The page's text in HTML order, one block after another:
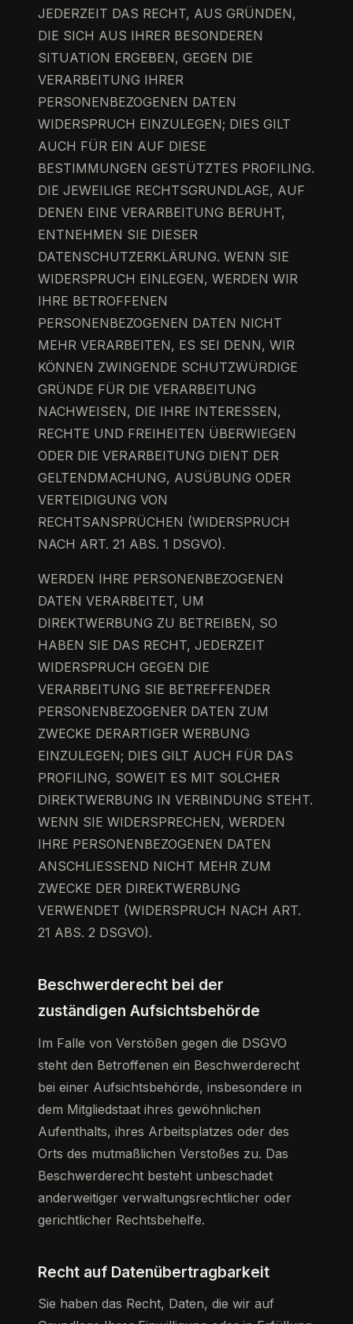
JEDERZEIT DAS RECHT, AUS GRÜNDEN,
DIE SICH AUS IHRER BESONDEREN
SITUATION ERGEBEN, GEGEN DIE
VERARBEITUNG IHRER
PERSONENBEZOGENEN DATEN
WIDERSPRUCH EINZULEGEN; DIES GILT
AUCH FÜR EIN AUF DIESE
BESTIMMUNGEN GESTÜTZTES PROFILING.
DIE JEWEILIGE RECHTSGRUNDLAGE, AUF
DENEN EINE VERARBEITUNG BERUHT,
ENTNEHMEN SIE DIESER
DATENSCHUTZERKLÄRUNG. WENN SIE
WIDERSPRUCH EINLEGEN, WERDEN WIR
IHRE BETROFFENEN
PERSONENBEZOGENEN DATEN NICHT
MEHR VERARBEITEN, ES SEI DENN, WIR
KÖNNEN ZWINGENDE SCHUTZWÜRDIGE
GRÜNDE FÜR DIE VERARBEITUNG
NACHWEISEN, DIE IHRE INTERESSEN,
RECHTE UND FREIHEITEN ÜBERWIEGEN
ODER DIE VERARBEITUNG DIENT DER
GELTENDMACHUNG, AUSÜBUNG ODER
VERTEIDIGUNG VON
RECHTSANSPRÜCHEN (WIDERSPRUCH
NACH ART. 21 ABS. 1 DSGVO).
WERDEN IHRE PERSONENBEZOGENEN
DATEN VERARBEITET, UM
DIREKTWERBUNG ZU BETREIBEN, SO
HABEN SIE DAS RECHT, JEDERZEIT
WIDERSPRUCH GEGEN DIE
VERARBEITUNG SIE BETREFFENDER
PERSONENBEZOGENER DATEN ZUM
ZWECKE DERARTIGER WERBUNG
EINZULEGEN; DIES GILT AUCH FÜR DAS
PROFILING, SOWEIT ES MIT SOLCHER
DIREKTWERBUNG IN VERBINDUNG STEHT.
WENN SIE WIDERSPRECHEN, WERDEN
IHRE PERSONENBEZOGENEN DATEN
ANSCHLIESSEND NICHT MEHR ZUM
ZWECKE DER DIREKTWERBUNG
VERWENDET (WIDERSPRUCH NACH ART.
21 ABS. 2 DSGVO).
Beschwerde­recht bei der
zuständigen Aufsichts­behörde
Im Falle von Verstößen gegen die DSGVO
steht den Betroffenen ein Beschwerderecht
bei einer Aufsichtsbehörde, insbesondere in
dem Mitgliedstaat ihres gewöhnlichen
Aufenthalts, ihres Arbeitsplatzes oder des
Orts des mutmaßlichen Verstoßes zu. Das
Beschwerderecht besteht unbeschadet
anderweitiger verwaltungsrechtlicher oder
gerichtlicher Rechtsbehelfe.
Recht auf Daten­übertrag­barkeit
Sie haben das Recht, Daten, die wir auf